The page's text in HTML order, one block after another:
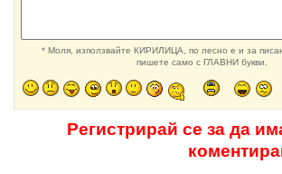
* Моля, използвайте КИРИЛИЦА, по лесно е и за
пишете само с ГЛАВНИ букви.
Регистрирай се за да